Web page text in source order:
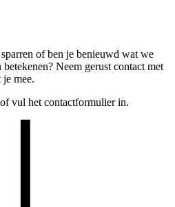
of ben je benieuwd wat we
Neem gerust contact met
je mee.
of vul het contactformulier in.